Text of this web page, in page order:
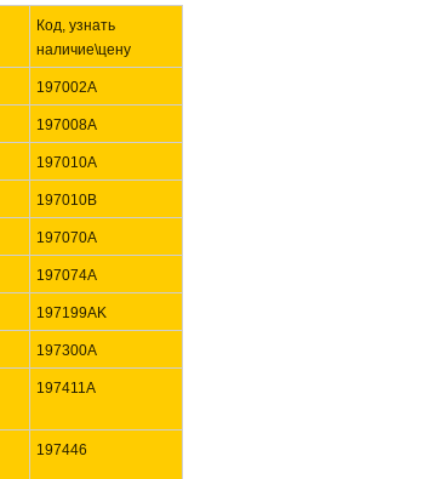
Код, узнать
наличие\цену
197002A
197008A
197010A
197010B
197070A
197074A
197199AK
197300A
197411A
197446